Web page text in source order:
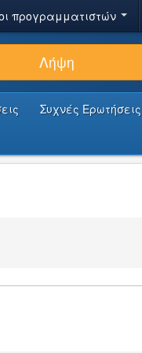
προγραμματιστών
Λήψη
Συχνές Ερωτήσεις